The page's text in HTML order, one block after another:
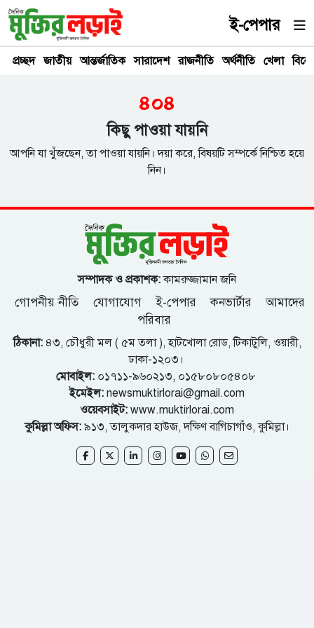
ই-পেপার
প্রচ্ছদ জাতীয় আন্তর্জাতিক সারাদেশ রাজনীতি অর্থনীতি খেলা
৪০৪
কিছু পাওয়া যায়নি
আপনি যা খুঁজছেন, তা পাওয়া যায়নি। দয়া করে, বিষয়টি সম্পর্কে নিশ্চিত হয়ে
নিন।
সম্পাদক ও প্রকাশক:কামরুজ্জামান জনি
গোপনীয় নীতি যোগাযোগ ই-পেপার কনভার্টার
আমাদের
পরিবার
ঠিকানা:৪৩, চৌধুরী মল ( ৫ম তলা ), হাটখোলা রোড, টিকাটুলি, ওয়ারী,
ঢাকা-১২০৩।
মোবাইল:০১৭১১-৯৬০২১৩, ০১৫৮০৮০৫৪০৮
ইমেইল: newsmuktirlorai@gmail.com
ওয়েবসাইট: www.muktirlorai.com
কুমিল্লা অফিস: ৯১৩, তালুকদার হাউজ, দক্ষিণ বাগিচাগাঁও, কুমিল্লা।